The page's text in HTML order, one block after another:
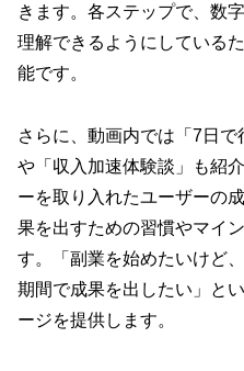
きます。各ステップで、数
理解できるようにしている
能です。
さらに、動画内では「7日で
や「収入加速体験談」も紹
ーを取り入れたユーザーの
果を出すための習慣やマイ
す。「副業を始めたいけど
期間で成果を出したい」と
ージを提供します。